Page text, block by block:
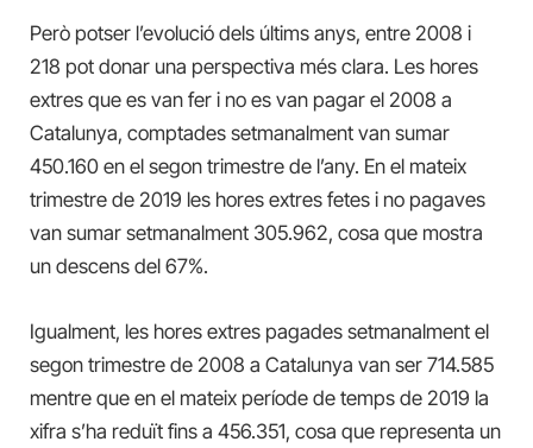
Però potser l’evolució dels últims anys, entre 2008 i
218 pot donar una perspectiva més clara. Les hores
extres que es van fer i no es van pagar el 2008 a
Catalunya, comptades setmanalment van sumar
450.160 en el segon trimestre de l’any. En el mateix
trimestre de 2019 les hores extres fetes i no pagaves
van sumar setmanalment 305.962, cosa que mostra
un descens del 67%.
Igualment, les hores extres pagades setmanalment el
segon trimestre de 2008 a Catalunya van ser 714.585
mentre que en el mateix període de temps de 2019 la
xifra s’ha reduït fins a 456.351, cosa que representa un